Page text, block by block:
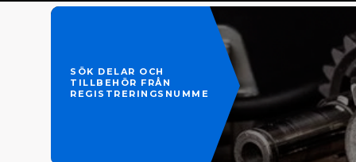
SÖK DELAR OCH
TILLBEHÖR FRÅN
REGISTRERINGSNUMMER